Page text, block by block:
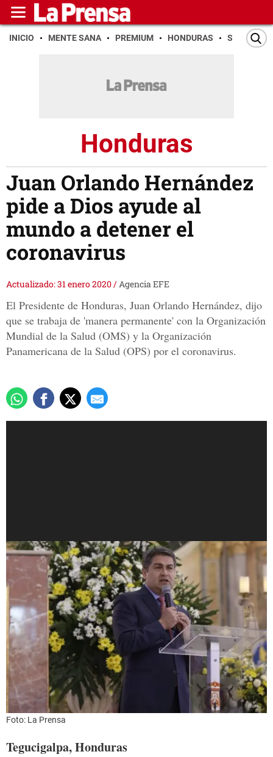
INICIO MENTE SANA PREMIUM HONDURAS SAN PEDRO
Honduras
Juan Orlando Hernández
pide a Dios ayude al
mundo a detener el
coronavirus
Actualizado: 31 enero 2020/Agencia EFE
El Presidente de Honduras, Juan Orlando Hernández, dijo
que se trabaja de 'manera permanente' con la Organización
Mundial de la Salud (OMS) y la Organización
Panamericana de la Salud (OPS) por el coronavirus.
Foto: La Prensa
Tegucigalpa, Honduras